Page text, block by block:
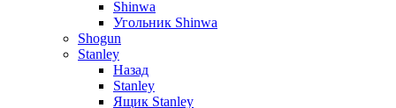
Shinwa
Угольник Shinwa
Shogun
Stanley
Назад
Stanley
Ящик Stanley